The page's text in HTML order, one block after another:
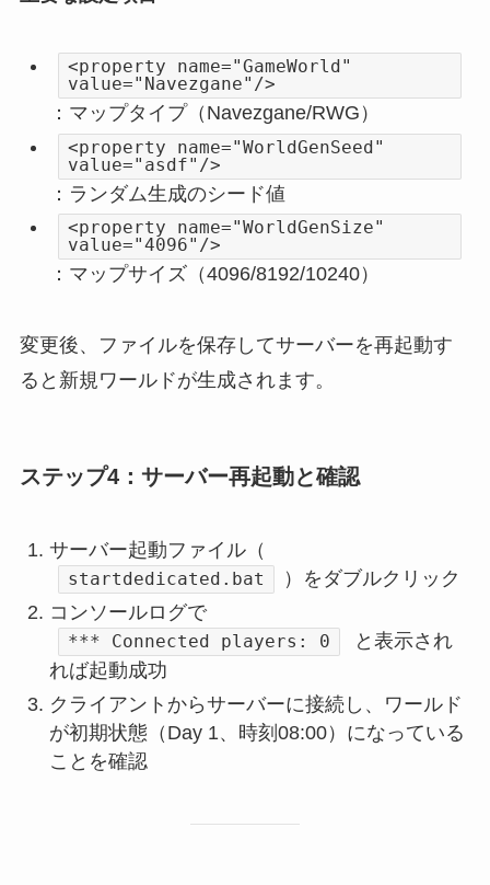
<property name="GameWorld"
value="Navezgane"/>
：マップタイプ（Navezgane/RWG）
<property name="WorldGenSeed"
value="asdf"/>
：ランダム生成のシード値
<property name="WorldGenSize"
value="4096"/>
：マップサイズ（4096/8192/10240）
変更後、ファイルを保存してサーバーを再起動す
ると新規ワールドが生成されます。
ステップ4：サーバー再起動と確認
サーバー起動ファイル（
startdedicated.bat
）をダブルクリック
コンソールログで
*** Connected players: 0
と表示され
れば起動成功
クライアントからサーバーに接続し、ワールド
が初期状態（Day 1、時刻08:00）になっている
ことを確認